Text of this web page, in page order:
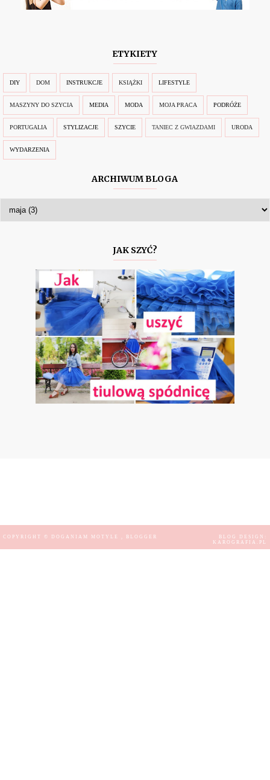
ETYKIETY
DIY DOM INSTRUKCJE KSIĄŻKI LIFESTYLE
MASZYNY DO SZYCIA MEDIA MODA MOJA PRACA PODRÓŻE
PORTUGALIA STYLIZACJE SZYCIE TANIEC Z GWIAZDAMI URODA
WYDARZENIA
ARCHIWUM BLOGA
JAK SZYĆ?
COPYRIGHT © DOGANIAM MOTYLE , BLOGGER
BLOG DESIGN:
KAROGRAFIA.PL